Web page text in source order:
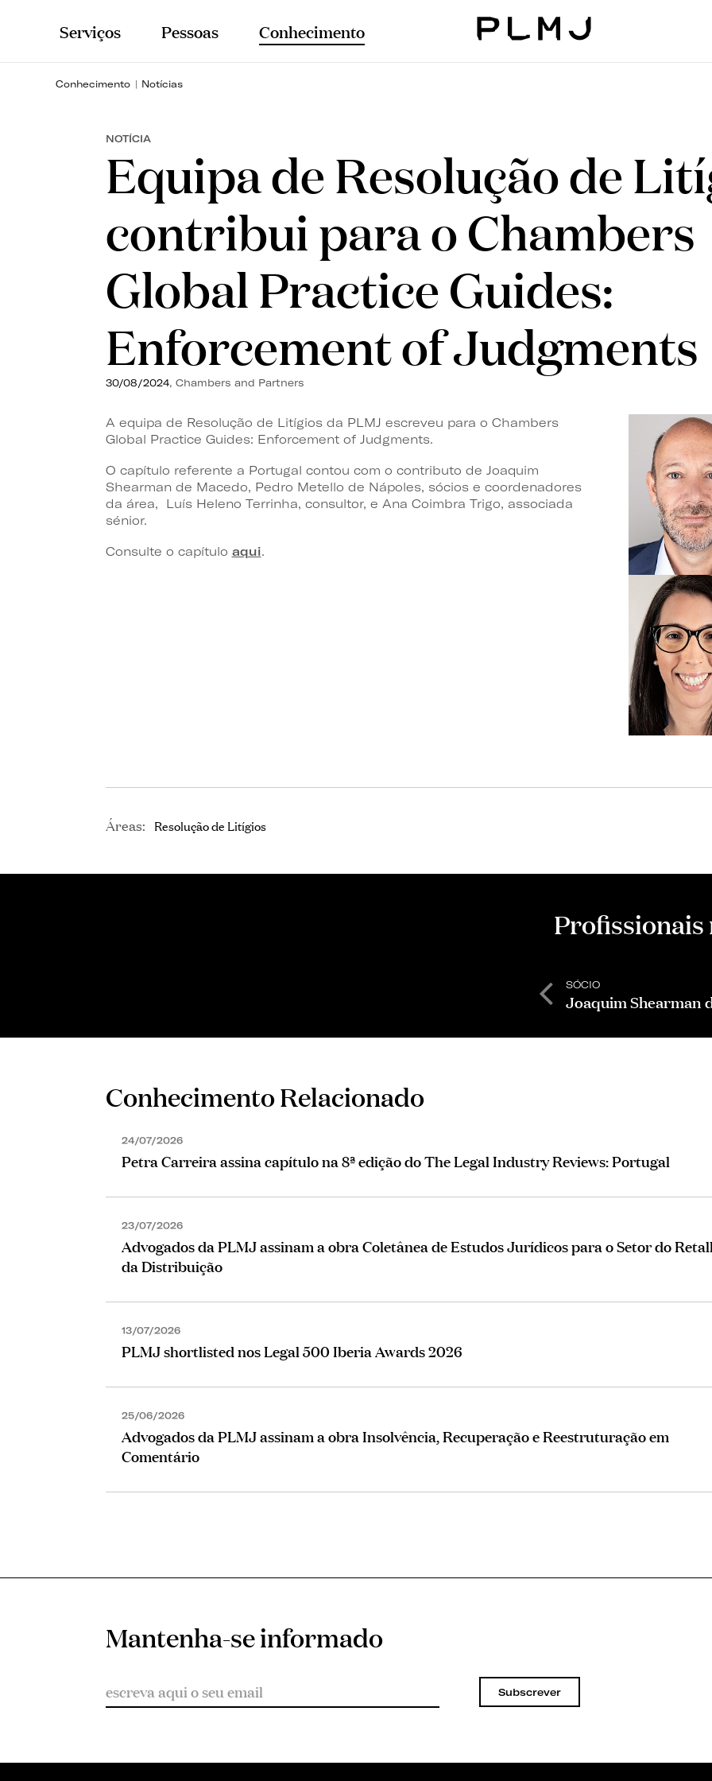
PLMJ
Serviços Pessoas Conhecimento
Conhecimento Notícias
NOTÍCIA
Equipa de Resolução de
contribui para o Chambers
Global Practice Guides:
Enforcement of Judgments
30/08/2024, Chambers and Partners
A equipa de Resolução de Litígios da PLMJ escreveu para o Chambers
Global Practice Guides: Enforcement of Judgments.
O capítulo referente a Portugal contou com o contributo de Joaquim
Shearman de Macedo, Pedro Metello de Nápoles, sócios e coordenadores
da área, Luís Heleno Terrinha, consultor, e Ana Coimbra Trigo, associada
sénior.
Consulte o capítulo aqui.
Áreas: Resolução de Litígios
SÓCIO
Joaquim Shearman
Conhecimento Relacionado
24/07/2026
Petra Carreira assina capítulo na 8ª edição do The Legal Industry Reviews: Portugal
23/07/2026
Advogados da PLMJ assinam a obra Coletânea de Estudos Jurídicos para o Setor do
da Distribuição
13/07/2026
PLMJ shortlisted nos Legal 500 Iberia Awards 2026
25/06/2026
Advogados da PLMJ assinam a obra Insolvência, Recuperação e Reestruturação em
Comentário
Mantenha-se informado
Subscrever